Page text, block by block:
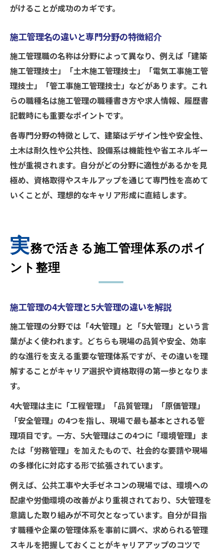
がけることが成功のカギです。
施工管理名の違いと専門分野の特徴紹介
施工管理職の名称は分野によって異なり、例えば「建築
施工管理技士」「土木施工管理技士」「電気工事施工管
理技士」「管工事施工管理技士」などがあります。これ
らの職種名は施工管理の職種書き方や求人情報、履歴書
記載時にも重要なポイントです。
各専門分野の特徴として、建築はデザイン性や安全性、
土木は耐久性や公共性、設備系は機能性や省エネルギー
性が重視されます。自分がどの分野に適性があるかを見
極め、資格取得やスキルアップを通じて専門性を高めて
いくことが、理想的なキャリア形成に直結します。
実務で活きる施工管理体系のポイ
ント整理
施工管理の4大管理と5大管理の違いを解説
施工管理の分野では「4大管理」と「5大管理」という言
葉がよく使われます。どちらも現場の品質や安全、効率
的な進行を支える重要な管理体系ですが、その違いを理
解することがキャリア選択や資格取得の第一歩となりま
す。
4大管理は主に「工程管理」「品質管理」「原価管理」
「安全管理」の4つを指し、現場で最も基本とされる管
理項目です。一方、5大管理はこの4つに「環境管理」ま
たは「労務管理」を加えたもので、社会的な要請や現場
の多様化に対応する形で拡張されています。
例えば、公共工事や大手ゼネコンの現場では、環境への
配慮や労働環境の改善がより重視されており、5大管理を
意識した取り組みが不可欠となっています。自分が目指
す職種や企業の管理体系を事前に調べ、求められる管理
スキルを把握しておくことがキャリアアップのコツで